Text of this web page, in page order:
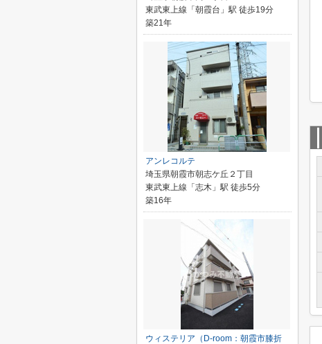
東武東上線「朝霞台」駅 徒歩19分
築21年
アンレコルテ
埼玉県朝霞市朝志ケ丘２丁目
東武東上線「志木」駅 徒歩5分
築16年
ウィステリア（D-room：朝霞市膝折